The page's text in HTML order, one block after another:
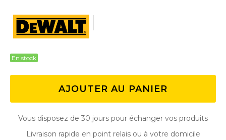
En stock
AJOUTER AU PANIER
Vous disposez de 30 jours pour échanger vos produits
Livraison rapide en point relais ou à votre domicile